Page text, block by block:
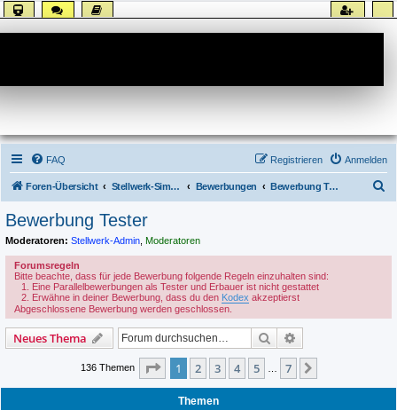
FAQ Anmelden
Registrieren
Foren-Übersicht Stellwerk-Sim allgemein Bewerbungen Bewerbung Tester
Bewerbung Tester
Moderatoren: Stellwerk-Admin Moderatoren
Forumsregeln
Bitte beachte, dass für jede Bewerbung folgende Regeln einzuhalten sind:
Eine Parallelbewerbungen als Tester und Erbauer ist nicht gestattet
Erwähne in deiner Bewerbung, dass du den Kodex akzeptierst
Abgeschlossene Bewerbung werden geschlossen.
Neues Thema Suche
136 Themen Seite 1von
1 2 3 4 5 7
Themen